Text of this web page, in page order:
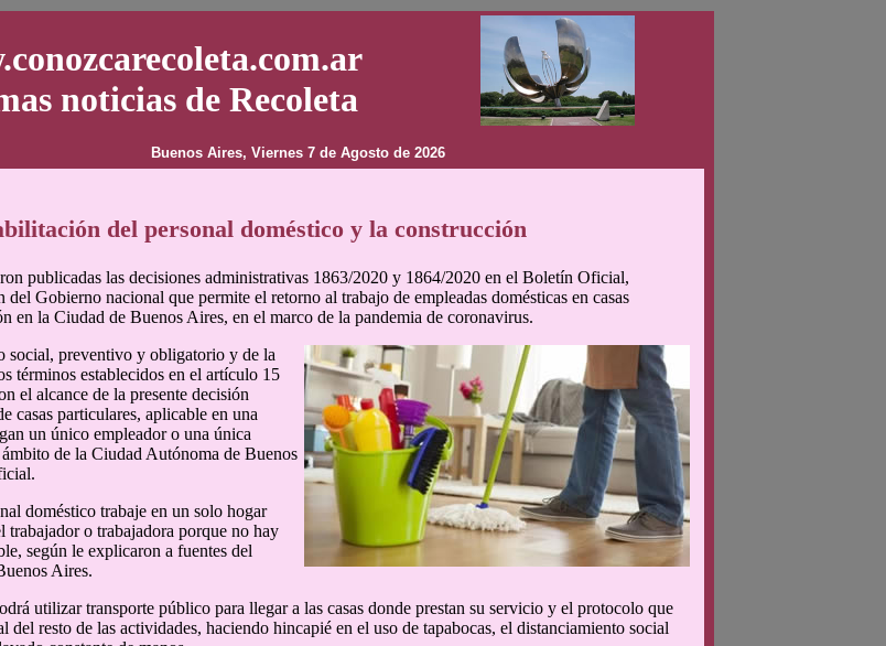
noticias de Recoleta
Buenos Aires, Viernes 7 de Agosto de 2026
del personal doméstico y la construcción
publicadas las decisiones administrativas 1863/2020 y 1864/2020 en el Boletín Oficial,
Gobierno nacional que permite el retorno al trabajo de empleadas domésticas en casas
en la Ciudad de Buenos Aires, en el marco de la pandemia de coronavirus.
social, preventivo y obligatorio y de la
términos establecidos en el artículo 15
el alcance de la presente decisión
casas particulares, aplicable en una
un único empleador o una única
de la Ciudad Autónoma de Buenos
doméstico trabaje en un solo hogar
trabajador o trabajadora porque no hay
según le explicaron a fuentes del
Aires.
utilizar transporte público para llegar a las casas donde prestan su servicio y el protocolo que
del resto de las actividades, haciendo hincapié en el uso de tapabocas, el distanciamiento social